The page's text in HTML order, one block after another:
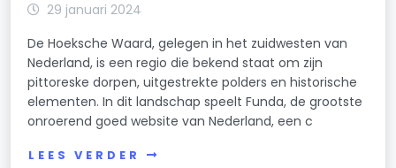
29 januari 2024
De Hoeksche Waard, gelegen in het zuidwesten van
Nederland, is een regio die bekend staat om zijn
pittoreske dorpen, uitgestrekte polders en historische
elementen. In dit landschap speelt Funda, de grootste
onroerend goed website van Nederland, een c
LEES VERDER